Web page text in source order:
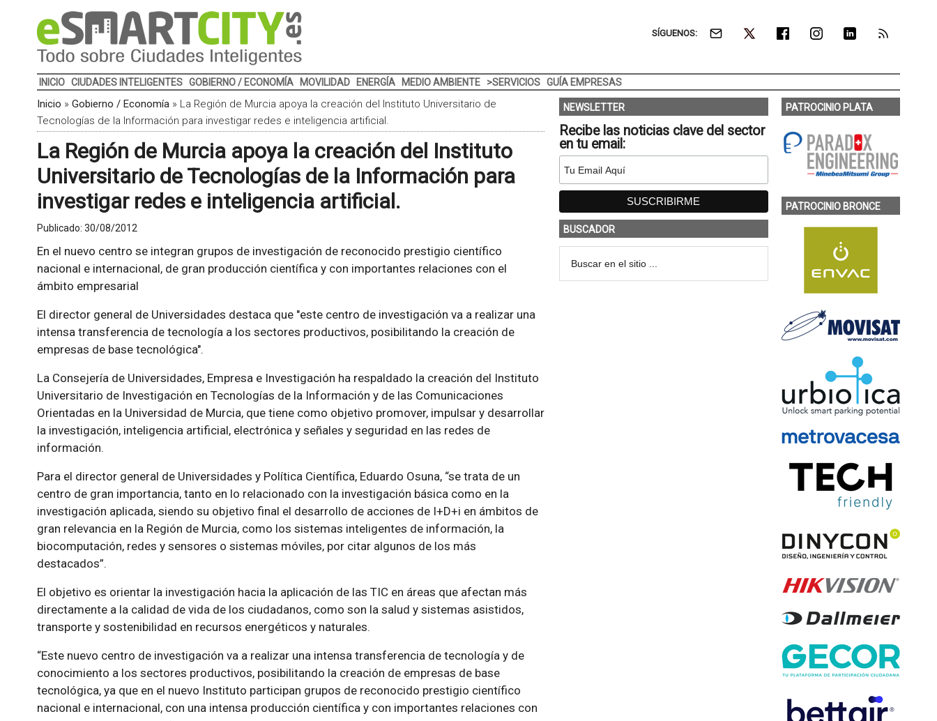
SÍGUENOS:
INICIO CIUDADES INTELIGENTES GOBIERNO / ECONOMÍA MOVILIDAD ENERGÍA MEDIO AMBIENTE >SERVICIOS GUÍA EMPRESAS
Inicio » Gobierno / Economía» La Región de Murcia apoya la creación del Instituto Universitario de
Tecnologías de la Información para investigar redes e inteligencia artificial.
La Región de Murcia apoya la creación del Instituto
Universitario de Tecnologías de la Información para
investigar redes e inteligencia artificial.
Publicado: 30/08/2012
En el nuevo centro se integran grupos de investigación de reconocido prestigio científico
nacional e internacional, de gran producción científica y con importantes relaciones con el
ámbito empresarial
El director general de Universidades destaca que "este centro de investigación va a realizar una
intensa transferencia de tecnología a los sectores productivos, posibilitando la creación de
empresas de base tecnológica".
La Consejería de Universidades, Empresa e Investigación ha respaldado la creación del Instituto
Universitario de Investigación en Tecnologías de la Información y de las Comunicaciones
Orientadas en la Universidad de Murcia, que tiene como objetivo promover, impulsar y desarrollar
la investigación, inteligencia artificial, electrónica y señales y seguridad en las redes de
información.
Para el director general de Universidades y Política Científica, Eduardo Osuna, “se trata de un
centro de gran importancia, tanto en lo relacionado con la investigación básica como en la
investigación aplicada, siendo su objetivo final el desarrollo de acciones de I+D+i en ámbitos de
gran relevancia en la Región de Murcia, como los sistemas inteligentes de información, la
biocomputación, redes y sensores o sistemas móviles, por citar algunos de los más
destacados”.
El objetivo es orientar la investigación hacia la aplicación de las TIC en áreas que afectan más
directamente a la calidad de vida de los ciudadanos, como son la salud y sistemas asistidos,
transporte y sostenibilidad en recursos energéticos y naturales.
“Este nuevo centro de investigación va a realizar una intensa transferencia de tecnología y de
conocimiento a los sectores productivos, posibilitando la creación de empresas de base
tecnológica, ya que en el nuevo Instituto participan grupos de reconocido prestigio científico
nacional e internacional, con una intensa producción científica y con importantes relaciones con
NEWSLETTER
Recibe las noticias clave del sector
en tu email:
BUSCADOR
PATROCINIO PLATA
PATROCINIO BRONCE